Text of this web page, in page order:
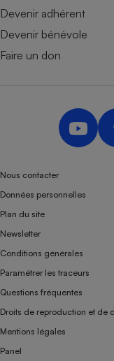
Devenir adhérent
Devenir bénévole
Faire un don
Nous contacter
Données personnelles
Plan du site
Newsletter
Conditions générales
Paramétrer les traceurs
Questions fréquentes
Droits de reproduction et de
Mentions légales
Panel